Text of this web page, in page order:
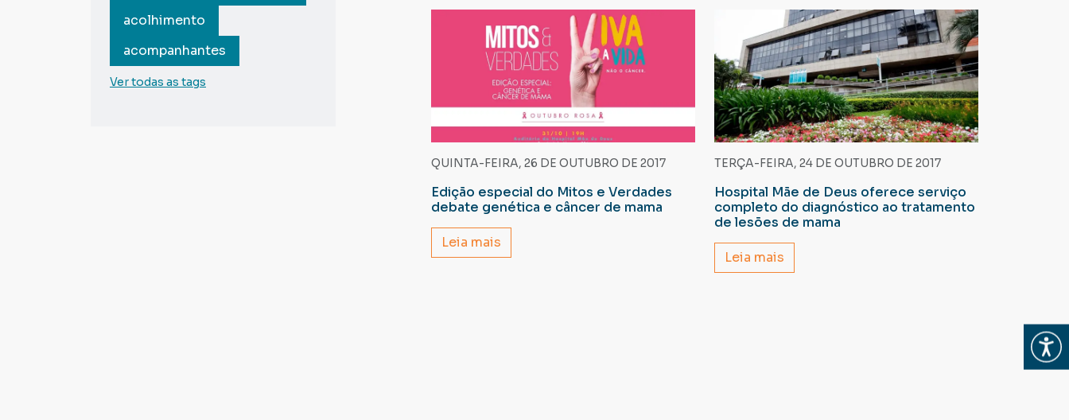
Abrir
acolhimento
acompanhantes
Ver todas as tags
QUINTA-FEIRA, 26 DE OUTUBRO DE 2017
Edição especial do Mitos e Verdades
debate genética e câncer de mama
Leia mais
TERÇA-FEIRA, 24 DE OUTUBRO DE 2017
Hospital Mãe de Deus oferece serviço
completo do diagnóstico ao tratamento
de lesões de mama
Leia mais